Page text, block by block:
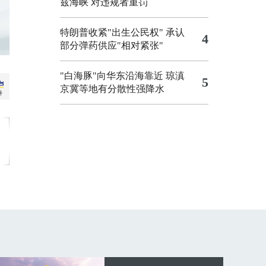
兹海峡 对违规者重罚
特朗普收紧"出生公民权" 承认
部分弹药供应"相对紧张"
4
"白海豚"向华东沿海靠近 琼滇
京冀等地有分散性强降水
5